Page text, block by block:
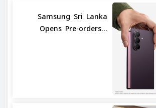
Samsung Sri Lanka
Opens Pre-orders...